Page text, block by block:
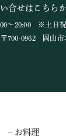
合せはこちら
～20:00 ※土日
〒700-0962 岡山市
– お料理